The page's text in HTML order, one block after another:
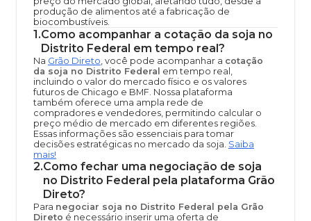
produção de alimentos até a fabricação de
biocombustíveis.
1.Como acompanhar a cotação da soja no
Distrito Federal em tempo real?
Na Grão Direto, você pode acompanhar a cotação
da soja no Distrito Federal em tempo real,
incluindo o valor do mercado físico e os valores
futuros de Chicago e BMF. Nossa plataforma
também oferece uma ampla rede de
compradores e vendedores, permitindo calcular o
preço médio de mercado em diferentes regiões.
Essas informações são essenciais para tomar
decisões estratégicas no mercado da soja. Saiba
mais!
2.Como fechar uma negociação de soja
no Distrito Federal pela plataforma Grão
Direto?
Para negociar soja no Distrito Federal pela Grão
Direto é necessário inserir uma oferta de